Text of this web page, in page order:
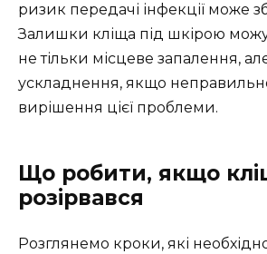
ризик передачі інфекції може
Залишки кліща під шкірою
не тільки місцеве запалення,
ускладнення, якщо
вирішення цієї проблеми.
Що робити, якщо
розірвався
Розглянемо кроки, які